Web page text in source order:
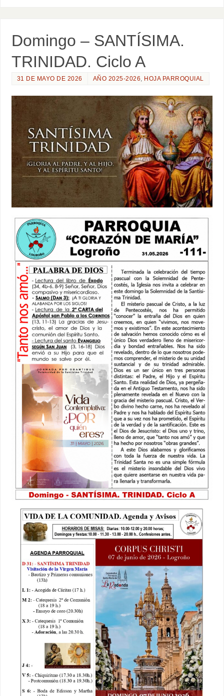
Domingo – SANTÍSIMA.
TRINIDAD. Ciclo A
31 DE MAYO DE 2026 AÑO 2025-2026 HOJA PARROQUIAL